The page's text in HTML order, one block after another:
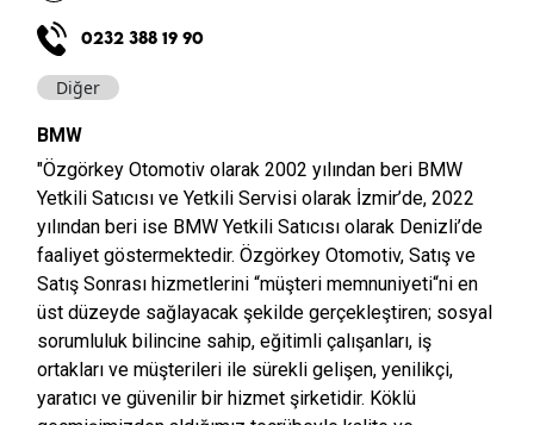
Diğer
BMW
"Özgörkey Otomotiv olarak 2002 yılından beri BMW
Yetkili Satıcısı ve Yetkili Servisi olarak İzmir’de, 2022
yılından beri ise BMW Yetkili Satıcısı olarak Denizli’de
faaliyet göstermektedir. Özgörkey Otomotiv, Satış ve
Satış Sonrası hizmetlerini “müşteri memnuniyeti“ni en
üst düzeyde sağlayacak şekilde gerçekleştiren; sosyal
sorumluluk bilincine sahip, eğitimli çalışanları, iş
ortakları ve müşterileri ile sürekli gelişen, yenilikçi,
yaratıcı ve güvenilir bir hizmet şirketidir. Köklü
0232 388 19 90